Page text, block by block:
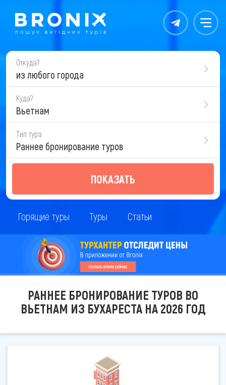
Контакты Меню
Откуда?
из любого города
Куда?
Вьетнам
Тип тура
Раннее бронирование туров
ПОКАЗАТЬ
Горящие туры Туры Статьи
РАННЕЕ БРОНИРОВАНИЕ ТУРОВ ВО
ВЬЕТНАМ ИЗ БУХАРЕСТА НА 2026 ГОД